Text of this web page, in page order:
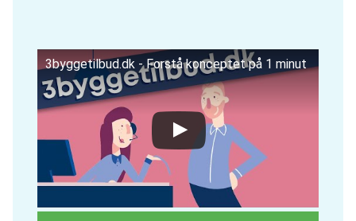
3byggetilbud.dk - Forstå konceptet på 1 minut